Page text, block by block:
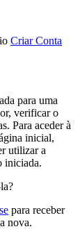
Criar Conta
para uma
verificar o
Para aceder à
inicial,
utilizar a
iniciada.
para receber
nova.